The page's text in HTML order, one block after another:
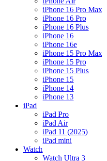
iPhone 16 Pro Max
iPhone 16 Pro
iPhone 16 Plus
iPhone 16
iPhone 16e
iPhone 15 Pro Max
iPhone 15 Pro
iPhone 15 Plus
iPhone 15
iPhone 14
iPhone 13
iPad
iPad Pro
iPad Air
iPad 11 (2025)
iPad mini
Watch
Watch Ultra 3